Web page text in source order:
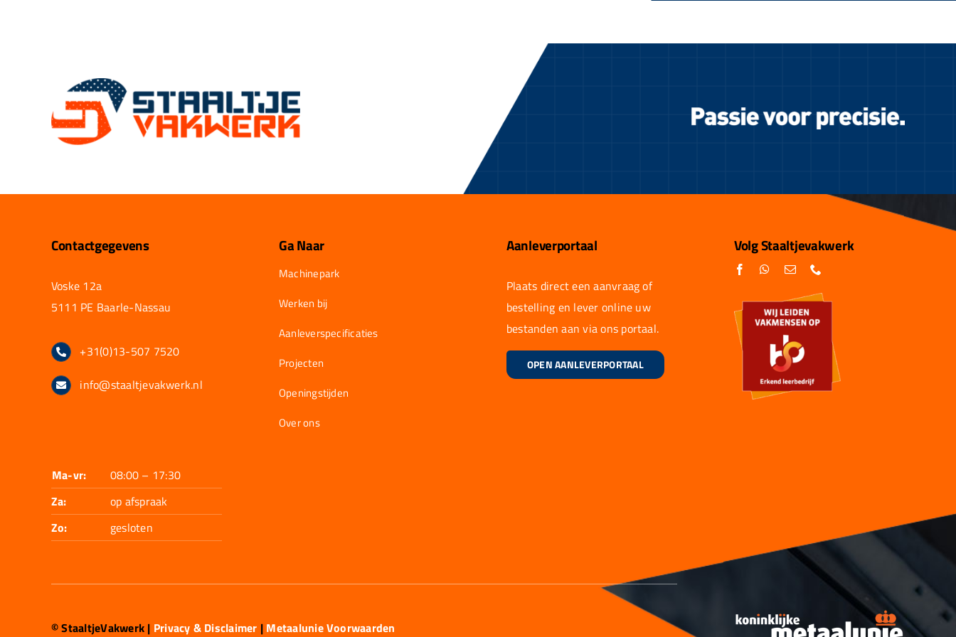
Contactgegevens
Voske 12a
5111 PE Baarle-Nassau
+31(0)13-507 7520
info@staaltjevakwerk.nl
Ma-vr:
08:00 – 17:30
Za:
op afspraak
Zo:
gesloten
Ga Naar
Machinepark
Werken bij
Aanleverspecificaties
Projecten
Openingstijden
Over ons
Aanleverportaal
Plaats direct een aanvraag of
bestelling en lever online uw
bestanden aan via ons portaal.
OPEN AANLEVERPORTAAL
Volg Staaltjevakwerk
© StaaltjeVakwerk | Privacy & Disclaimer | Metaalunie Voorwaarden